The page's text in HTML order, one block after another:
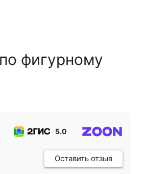
фигурному
5.0
Оставить отзыв